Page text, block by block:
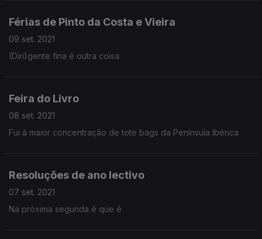
Férias de Pinto da Costa e Vieira
09 set. 2021
(Diri)gente fina é outra coisa
Feira do Livro
08 set. 2021
Fui à maior concentração de tote bags da Península Ibérica
Resoluções de ano lectivo
07 set. 2021
Na próxima segunda é que é